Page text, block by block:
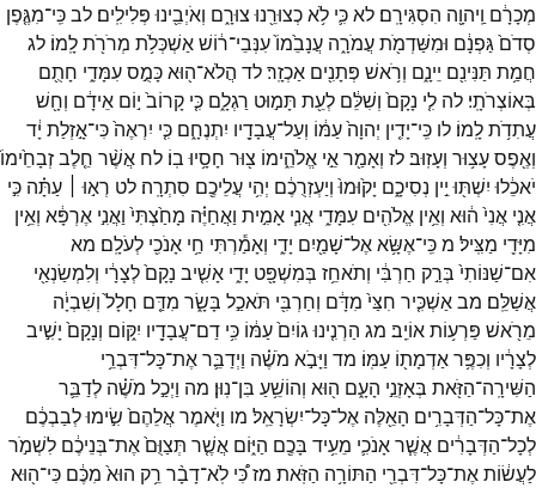
מְכָרָ֔ם וַֽיהוָ֖ה הִסְגִּירָֽם׃ לאכִּ֛י לֹ֥אכְצוּרֵ֖נוּ צוּרָ֑ם וְאֹיְבֵ֖ינוּ פְּלִילִֽים׃ לבכִּֽי־מִגֶּ֤פֶן
סְדֹם֙גַּפְנָ֔ם וּמִשַּׁדְמֹ֖תעֲמֹרָ֑ה עֲנָבֵ֙מוֹ֙עִנְּבֵי־ר֔וֹשׁאַשְׁכְּלֹ֥ת מְרֹרֹ֖תלָֽמוֹ׃ לג
חֲמַ֥ת תַּנִּינִ֖ם יֵינָ֑ם וְרֹ֥אשׁ פְּתָנִ֖ים אַכְזָֽר׃לד הֲלֹא־ה֖וּאכָּמֻ֣סעִמָּדִ֑י חָתֻ֖ם
בְּאוֹצְרֹתָֽי׃ לה לִ֤י נָקָם֙ וְשִׁלֵּ֔ם לְעֵ֖ת תָּמ֣וּט רַגְלָ֑ם כִּ֤י קָרוֹב֙ י֣וֹם אֵידָ֔ם וְחָ֖שׁ
עֲתִדֹ֥תלָֽמוֹ׃ לו כִּֽי־יָדִ֤ין יְהוָה֙עַמּ֔וֹ וְעַל־עֲבָדָ֖יו יִתְנֶחָ֑ם כִּ֤י יִרְאֶה֙כִּי־אָ֣זְלַת יָ֔ד
וְאֶ֖פֶסעָצ֥וּר וְעָזֽוּב׃לז וְאָמַ֖ראֵ֣י אֱלֹהֵ֑ימוֹ צ֖וּר חָסָ֥יוּ בֽוֹ׃ לח אֲשֶׁ֨ר חֵ֤לֶבזְבָחֵ֙ימוֹ֙
יֹאכֵ֔לוּ יִשְׁתּ֖וּ יֵ֣ין נְסִיכָ֑ם יָק֙וּמוּ֙ וְיַעְזְרֻכֶ֔ם יְהִ֥י עֲלֵיכֶ֖ם סִתְרָֽה׃ לט רְא֣וּ ׀ עַתָּ֗ה כִּ֣י
אֲנִ֤י אֲנִי֙ ה֔וּא וְאֵ֥ין אֱלֹהִ֖ים עִמָּדִ֑י אֲנִ֧י אָמִ֣ית וַאֲחַיֶּ֗ה מָחַ֙צְתִּי֙ וַאֲנִ֣י אֶרְפָּ֔א וְאֵ֥ין
מִיָּדִ֖י מַצִּֽיל׃ מכִּֽי־אֶשָּׂ֥אאֶל־שָׁמַ֖יִם יָדִ֑י וְאָמַ֕רְתִּי חַ֥י אָנֹכִ֖י לְעֹלָֽם׃ מא
אִם־שַׁנּוֹתִי֙ בְּרַ֣ק חַרְבִּ֔י וְתֹאחֵ֥ז בְּמִשְׁפָּ֖ט יָדִ֑י אָשִׁ֤יב נָקָם֙לְצָרָ֔י וְלִמְשַׂנְאַ֖י
אֲשַׁלֵּֽם׃ מבאַשְׁכִּ֤יר חִצַּי֙ מִדָּ֔ם וְחַרְבִּ֖י תֹּאכַ֣ל בָּשָׂ֑ר מִדַּ֤ם חָלָל֙ וְשִׁבְיָ֔ה
מֵרֹ֖אשׁ פַּרְע֥וֹתאוֹיֵֽב׃ מג הַרְנִ֤ינוּגוֹיִם֙עַמּ֔וֹ כִּ֥י דַם־עֲבָדָ֖יו יִקּ֑וֹם וְנָקָם֙ יָשִׁ֣יב
לְצָרָ֔יו וְכִפֶּ֥ראַדְמָת֖וֹ עַמּֽוֹ׃ מד וַיָּבֹ֣א מֹשֶׁ֗ה וַיְדַבֵּ֛ראֶת־כָּל־דִּבְרֵ֥י
הַשִּׁירָֽה־הַזֹּ֖את בְּאָזְנֵ֣י הָעָ֑ם ה֖וּא וְהוֹשֵׁ֥עַ בִּן־נֽוּן׃ מה וַיְכַ֣ל מֹשֶׁ֗ה לְדַבֵּ֛ר
אֶת־כָּל־הַדְּבָרִ֥ים הָאֵ֖לֶּה אֶל־כָּל־יִשְׂרָאֵֽל׃ מו וַיֹּ֤אמֶראֲלֵהֶם֙ שִׂ֣ימוּלְבַבְכֶ֔ם
לְכָל־הַדְּבָרִ֔ים אֲשֶׁ֧ראָנֹכִ֛י מֵעִ֥יד בָּכֶ֖ם הַיּ֑וֹם אֲשֶׁ֤ר תְּצַוֻּם֙אֶת־בְּנֵיכֶ֔ם לִשְׁמֹ֣ר
לַעֲשׂ֔וֹתאֶת־כָּל־דִּבְרֵ֖י הַתּוֹרָ֥ה הַזֹּֽאת׃ מזכִּ֠י לֹֽא־דָבָ֨ר רֵ֥ק הוּא֙ מִכֶּ֔ם כִּי־ה֖וּא